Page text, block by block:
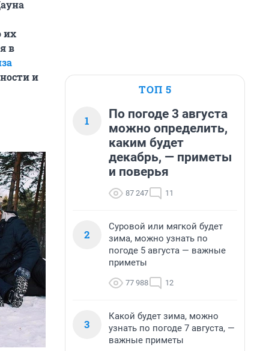
их
в
и
ТОП 5
1
По погоде 3 августа
можно определить,
каким будет
декабрь, — приметы
и поверья
87 247 11
2
Суровой или мягкой будет
зима, можно узнать по
погоде 5 августа — важные
приметы
77 988 12
3
Какой будет зима, можно
узнать по погоде 7 августа, —
важные приметы